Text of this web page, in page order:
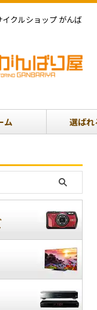
クルショップ がんば
ム 選ばれ